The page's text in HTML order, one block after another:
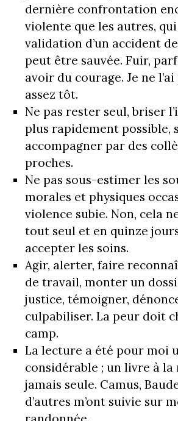
dernière confrontation
violente que les autres,
validation d’un accident
peut être sauvée. Fuir,
avoir du courage. Je ne
assez tôt.
Ne pas rester seul, briser
plus rapidement possible,
accompagner par des
proches.
Ne pas sous-estimer les
morales et physiques
violence subie. Non, cela
tout seul et en quinze
accepter les soins.
Agir, alerter, faire
de travail, monter un
justice, témoigner,
culpabiliser. La peur doit
camp.
La lecture a été pour moi
considérable ; un livre à la
jamais seule. Camus,
d’autres m’ont suivie sur